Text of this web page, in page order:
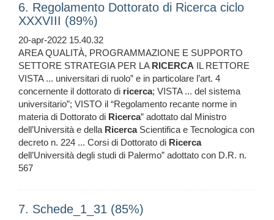
6. Regolamento Dottorato di Ricerca ciclo
XXXVIII (89%)
20-apr-2022 15.40.32
AREA QUALITÀ, PROGRAMMAZIONE E SUPPORTO
SETTORE STRATEGIA PER LA RICERCA IL RETTORE
VISTA ... universitari di ruolo” e in particolare l’art. 4
concernente il dottorato di ricerca; VISTA ... del sistema
universitario”; VISTO il “Regolamento recante norme in
materia di Dottorato di Ricerca” adottato dal Ministro
dell’Università e della RicercaScientifica e Tecnologica con
decreto n. 224 ... Corsi di Dottorato di Ricerca
dell’Università degli studi di Palermo” adottato con D.R. n.
567
7. Schede_1_31 (85%)